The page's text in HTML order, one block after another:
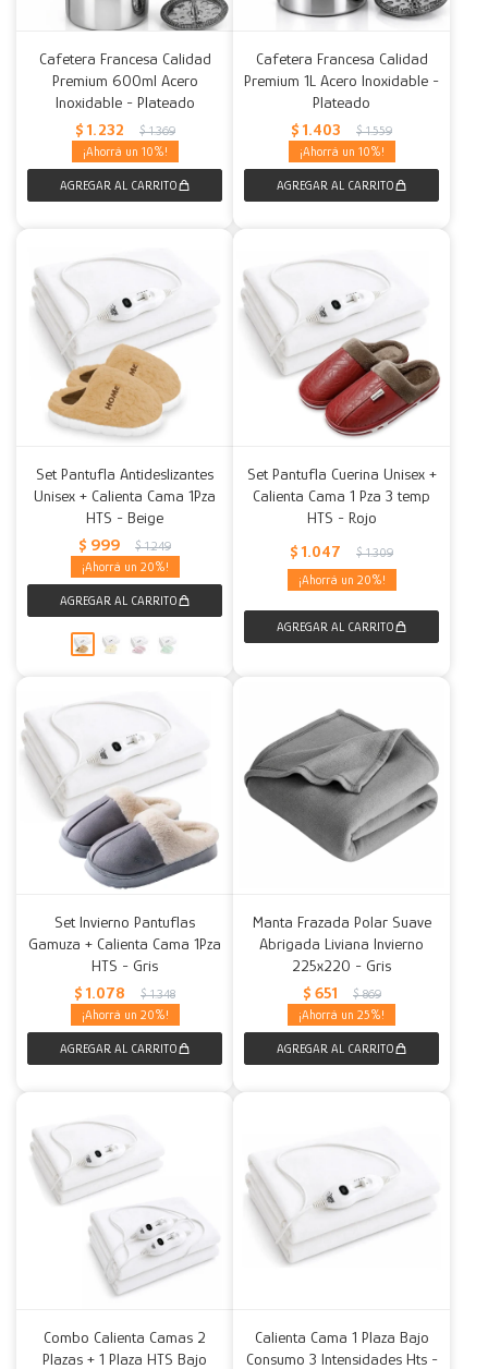
Cafetera Francesa Calidad
Premium 600ml Acero
Inoxidable - Plateado
$ 1.232 $ 1.369
10
Cafetera Francesa Calidad
Premium 1L Acero Inoxidable -
Plateado
$ 1.403 $ 1.559
10
Set Pantufla Antideslizantes
Unisex + Calienta Cama 1Pza
HTS - Beige
$ 999 $ 1.249
20
Set Pantufla Cuerina Unisex +
Calienta Cama 1 Pza 3 temp
HTS - Rojo
$ 1.047 $ 1.309
20
Set Invierno Pantuflas
Gamuza + Calienta Cama 1Pza
HTS - Gris
$ 1.078 $ 1.348
20
Manta Frazada Polar Suave
Abrigada Liviana Invierno
225x220 - Gris
$ 651 $ 869
25
Combo Calienta Camas 2
Plazas + 1 Plaza HTS Bajo
Calienta Cama 1 Plaza Bajo
Consumo 3 Intensidades Hts -